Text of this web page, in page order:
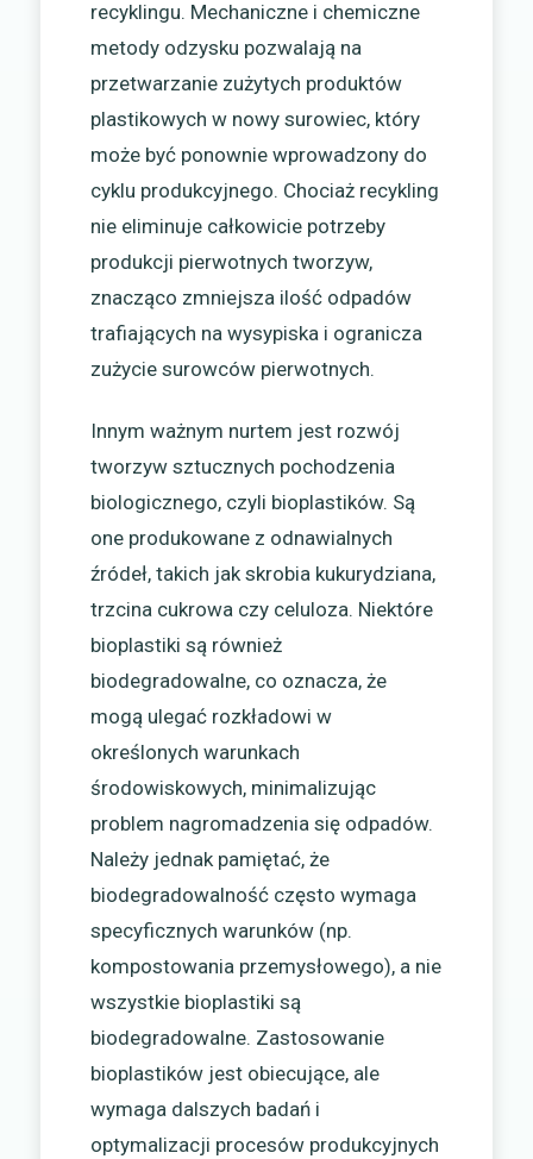
recyklingu. Mechaniczne i chemiczne
metody odzysku pozwalają na
przetwarzanie zużytych produktów
plastikowych w nowy surowiec, który
może być ponownie wprowadzony do
cyklu produkcyjnego. Chociaż recykling
nie eliminuje całkowicie potrzeby
produkcji pierwotnych tworzyw,
znacząco zmniejsza ilość odpadów
trafiających na wysypiska i ogranicza
zużycie surowców pierwotnych.
Innym ważnym nurtem jest rozwój
tworzyw sztucznych pochodzenia
biologicznego, czyli bioplastików. Są
one produkowane z odnawialnych
źródeł, takich jak skrobia kukurydziana,
trzcina cukrowa czy celuloza. Niektóre
bioplastiki są również
biodegradowalne, co oznacza, że
mogą ulegać rozkładowi w
określonych warunkach
środowiskowych, minimalizując
problem nagromadzenia się odpadów.
Należy jednak pamiętać, że
biodegradowalność często wymaga
specyficznych warunków (np.
kompostowania przemysłowego), a nie
wszystkie bioplastiki są
biodegradowalne. Zastosowanie
bioplastików jest obiecujące, ale
wymaga dalszych badań i
optymalizacji procesów produkcyjnych